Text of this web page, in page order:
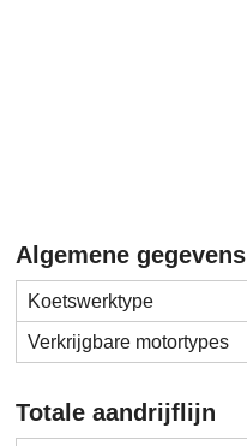
Algemene gegevens
Koetswerktype
Verkrijgbare motortypes
Totale aandrijflijn